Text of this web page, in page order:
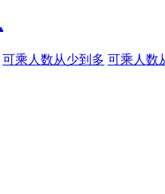
可乘人数从少到多 可乘人数